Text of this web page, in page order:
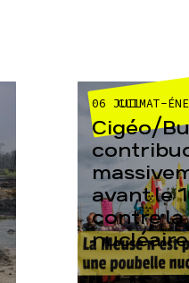
CLIMAT-
06 JUIL
Cigéo/
avant le
contre la
nucléaire